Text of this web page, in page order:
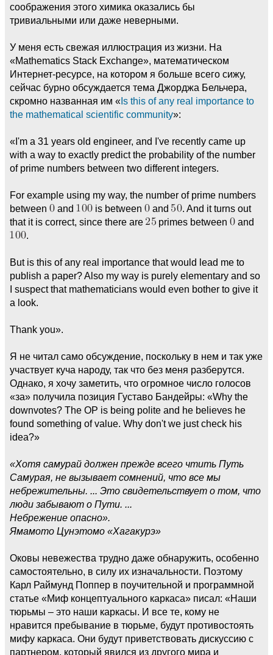
соображения этого химика оказались бы
тривиальными или даже неверными.
У меня есть свежая иллюстрация из жизни. На
«Mathematics Stack Exchange», математическом
Интернет-ресурсе, на котором я больше всего сижу,
сейчас бурно обсуждается тема Джорджа Бельчера,
скромно названная им «Is this of any real importance to
the mathematical scientific community»:
«I'm a 31 years old engineer, and I've recently came up
with a way to exactly predict the probability of the number
of prime numbers between two different integers.
For example using my way, the number of prime numbers
between
and is between and
. And it turns out
that it is correct, since there are
primes between
and
.
But is this of any real importance that would lead me to
publish a paper? Also my way is purely elementary and so
I suspect that mathematicians would even bother to give it
a look.
Thank you».
Я не читал само обсуждение, поскольку в нем и так уже
участвует куча народу, так что без меня разберутся.
Однако, я хочу заметить, что огромное число голосов
«за» получила позиция Густаво Бандейры: «Why the
downvotes? The OP is being polite and he believes he
found something of value. Why don't we just check his
idea?»
«Хотя самурай должен прежде всего чтить Путь
Самурая, не вызывает сомнений, что все мы
небрежительны. ... Это свидетельствует о том, что
люди забывают о Пути. ...
Небрежение опасно».
Ямамото Цунэтомо «Хагакурэ»
Оковы невежества трудно даже обнаружить, особенно
самостоятельно, в силу их изначальности. Поэтому
Карл Раймунд Поппер в поучительной и программной
статье «Миф концептуального каркаса» писал: «Наши
тюрьмы – это наши каркасы. И все те, кому не
нравится пребывание в тюрьме, будут противостоять
мифу каркаса. Они будут приветствовать дискуссию с
партнером, который явился из другого мира и